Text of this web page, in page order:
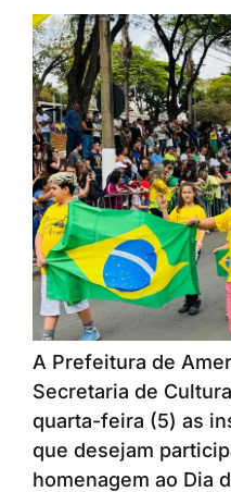
A Prefeitura de
Secretaria de
quarta-feira (5) as
que desejam
homenagem ao Dia